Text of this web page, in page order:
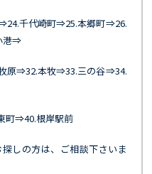
千代崎町⇒25.本郷町⇒26.
港⇒
原⇒32.本牧⇒33.三の谷⇒34.
町⇒40.根岸駅前
しの方は、ご相談下さいま